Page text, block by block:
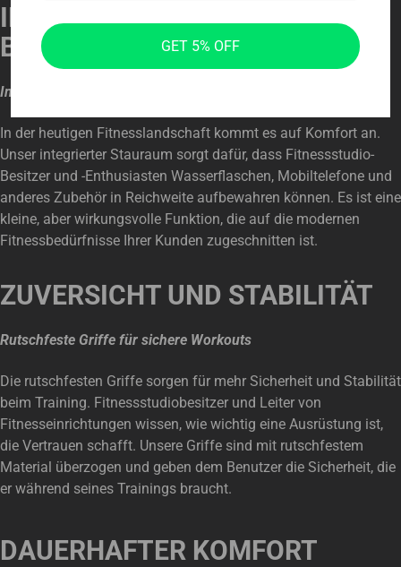
INTELLIGENTE
BEQUEMLICHKEIT
Integrierter Stauraum für moderne Workouts
In der heutigen Fitnesslandschaft kommt es auf Komfort an.
Unser integrierter Stauraum sorgt dafür, dass Fitnessstudio-
Besitzer und -Enthusiasten Wasserflaschen, Mobiltelefone und
anderes Zubehör in Reichweite aufbewahren können. Es ist eine
kleine, aber wirkungsvolle Funktion, die auf die modernen
Fitnessbedürfnisse Ihrer Kunden zugeschnitten ist.
ZUVERSICHT UND STABILITÄT
Rutschfeste Griffe für sichere Workouts
Die rutschfesten Griffe sorgen für mehr Sicherheit und Stabilität
beim Training. Fitnessstudiobesitzer und Leiter von
Fitnesseinrichtungen wissen, wie wichtig eine Ausrüstung ist,
die Vertrauen schafft. Unsere Griffe sind mit rutschfestem
Material überzogen und geben dem Benutzer die Sicherheit, die
er während seines Trainings braucht.
DAUERHAFTER KOMFORT
GET 5% OFF